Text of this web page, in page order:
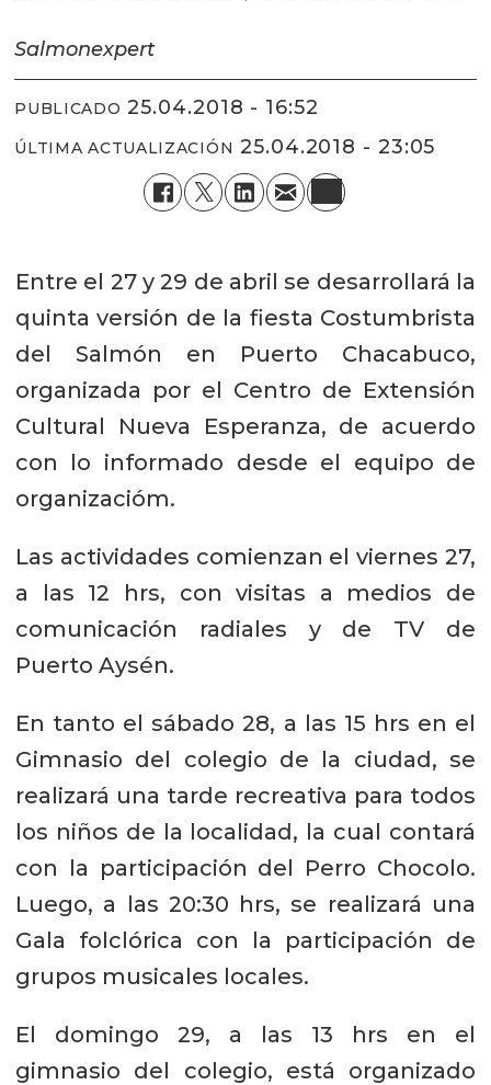
Salmonexpert
PUBLICADO 25.04.2018 - 16:52
ÚLTIMA ACTUALIZACIÓN 25.04.2018 - 23:05
Entre el 27 y 29 de abril se desarrollará la
quinta versión de la fiesta Costumbrista
del Salmón en Puerto Chacabuco,
organizada por el Centro de Extensión
Cultural Nueva Esperanza, de acuerdo
con lo informado desde el equipo de
organizacióm.
Las actividades comienzan el viernes 27,
a las 12 hrs, con visitas a medios de
comunicación radiales y de TV de
Puerto Aysén.
En tanto el sábado 28, a las 15 hrs en el
Gimnasio del colegio de la ciudad, se
realizará una tarde recreativa para todos
los niños de la localidad, la cual contará
con la participación del Perro Chocolo.
Luego, a las 20:30 hrs, se realizará una
Gala folclórica con la participación de
grupos musicales locales.
El domingo 29, a las 13 hrs en el
gimnasio del colegio, está organizado